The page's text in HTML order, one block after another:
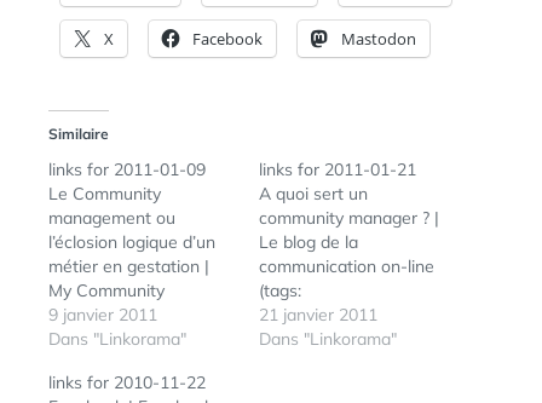
X Facebook Mastodon
Similaire
links for 2011-01-09
Le Community
management ou
l’éclosion logique d’un
métier en gestation |
My Community
Manager (tags:
communitymanager) Le
? - CaddE-Réputation
9 janvier 2011
Dans "Linkorama"
links for 2011-01-21
A quoi sert un
community manager ? |
Le blog de la
communication on-line
(tags:
communitymanager)
iPad : les journaux
21 janvier 2011
Dans "Linkorama"
links for 2010-11-22